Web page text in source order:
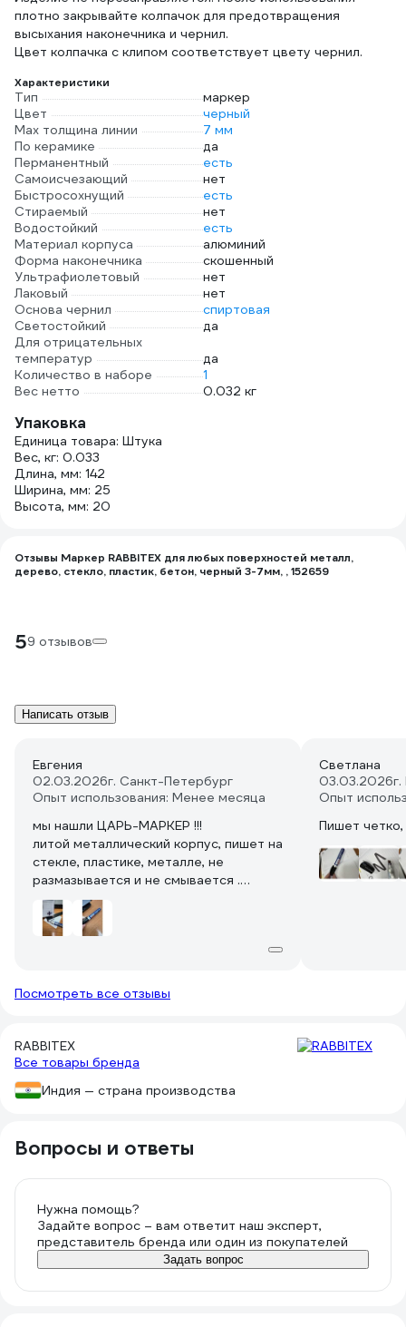
плотно закрывайте колпачок для предотвращения
высыхания наконечника и чернил.
Цвет колпачка с клипом соответствует цвету чернил.
Характеристики
Тип
маркер
Цвет
черный
Мах толщина линии
7 мм
По керамике
да
Перманентный
есть
Самоисчезающий
нет
Быстросохнущий
есть
Стираемый
нет
Водостойкий
есть
Материал корпуса
алюминий
Форма наконечника
скошенный
Ультрафиолетовый
нет
Лаковый
нет
Основа чернил
спиртовая
Светостойкий
да
Для отрицательных
температур
да
Количество в наборе
1
Вес нетто
0.032 кг
Упаковка
Единица товара: Штука
Вес, кг: 0.033
Длина, мм: 142
Ширина, мм: 25
Высота, мм: 20
Отзывы Маркер RABBITEX для любых поверхностей металл,
дерево, стекло, пластик, бетон, черный 3-7мм, , 152659
59 отзывов
Написать отзыв
Евгения
02.03.2026г. Санкт-Петербург
Опыт использования: Менее месяца
мы нашли ЦАРЬ-МАРКЕР !!!
литой металлический корпус, пишет на
стекле, пластике, металле, не
размазывается и не смывается .
пропитан как ром-баба, но не течет,
что плюс огромный )
наконечник огромный, маркировку
видит даже человек с -3 на оба глаза!
Светлана
03.03.2026
Опыт
Пишет
Посмотреть все отзывы
RABBITEX
Все товары бренда
Индия — страна производства
Вопросы и ответы
Нужна помощь?
Задайте вопрос – вам ответит наш эксперт,
представитель бренда или один из покупателей
Задать вопрос